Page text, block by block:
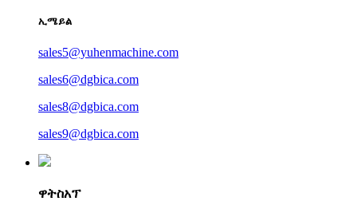
ኢሜይል
sales5@yuhenmachine.com
sales6@dgbica.com
sales8@dgbica.com
sales9@dgbica.com
ዋትስአፕ